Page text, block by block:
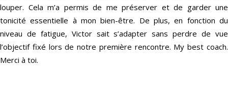
louper. Cela m’a permis de me préserver et de garder une
tonicité essentielle à mon bien-être. De plus, en fonction du
niveau de fatigue, Victor sait s’adapter sans perdre de vue
l’objectif fixé lors de notre première rencontre. My best coach.
Merci à toi.